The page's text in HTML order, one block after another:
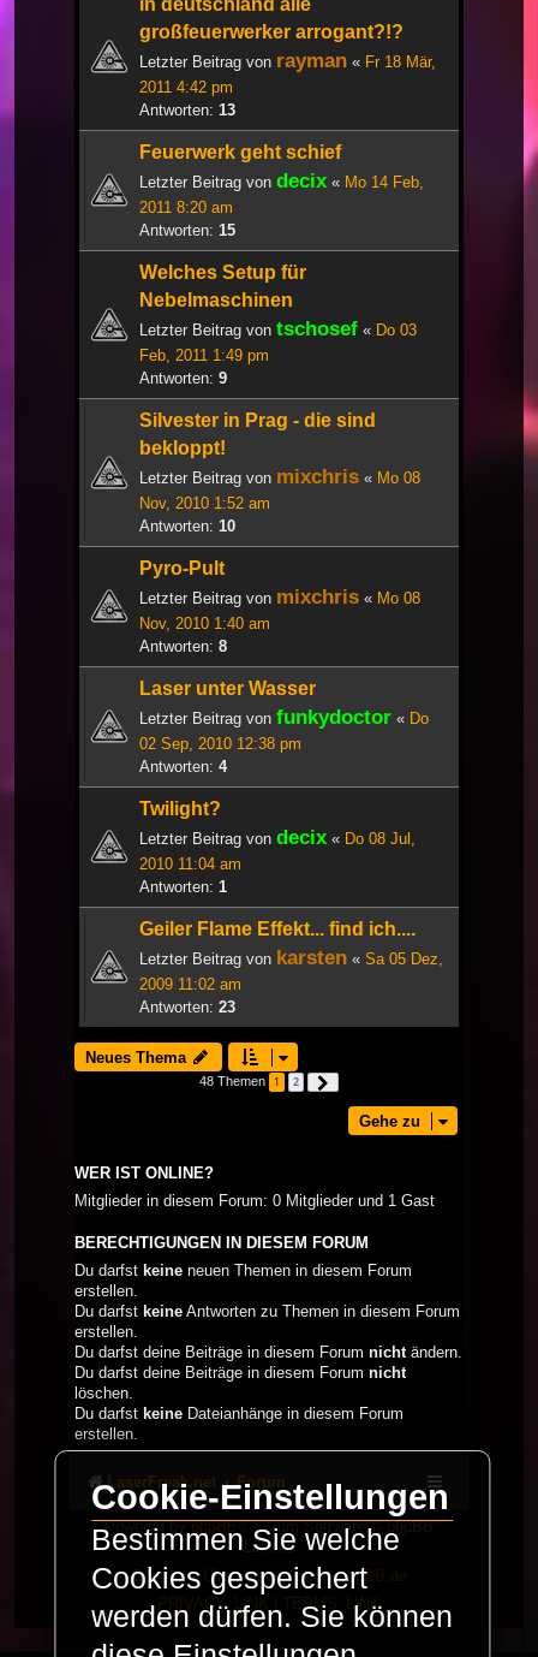
in deutschland alle
großfeuerwerker arrogant?!?
Letzter Beitrag von rayman « Fr 18 Mär,
2011 4:42 pm
Antworten: 13
Feuerwerk geht schief
Letzter Beitrag von decix « Mo 14 Feb,
2011 8:20 am
Antworten: 15
Welches Setup für
Nebelmaschinen
Letzter Beitrag von tschosef « Do 03
Feb, 2011 1:49 pm
Antworten: 9
Silvester in Prag - die sind
bekloppt!
Letzter Beitrag von mixchris « Mo 08
Nov, 2010 1:52 am
Antworten: 10
Pyro-Pult
Letzter Beitrag von mixchris « Mo 08
Nov, 2010 1:40 am
Antworten: 8
Laser unter Wasser
Letzter Beitrag von funkydoctor « Do
02 Sep, 2010 12:38 pm
Antworten: 4
Twilight?
Letzter Beitrag von decix « Do 08 Jul,
2010 11:04 am
Antworten: 1
Geiler Flame Effekt... find ich....
Letzter Beitrag von karsten « Sa 05 Dez,
2009 11:02 am
Antworten: 23
Neues Thema
48 Themen 1 2
Gehe zu
WER IST ONLINE?
Mitglieder in diesem Forum: 0 Mitglieder und 1 Gast
BERECHTIGUNGEN IN DIESEM FORUM
Du darfst keine neuen Themen in diesem Forum
erstellen.
Du darfst keine Antworten zu Themen in diesem Forum
erstellen.
Du darfst deine Beiträge in diesem Forum nichtändern.
Du darfst deine Beiträge in diesem Forum nicht
löschen.
Du darfst keine Dateianhänge in diesem Forum
erstellen.
LaserFreak.net Forum
Powered byphpBB® Forum Software © phpBB
Limited
Deutsche Übersetzung durchphpBB.de
PRIVACY_LINK
TERMS_LINK
Cookie-Einstellungen
Bestimmen Sie welche
Cookies gespeichert
werden dürfen. Sie können